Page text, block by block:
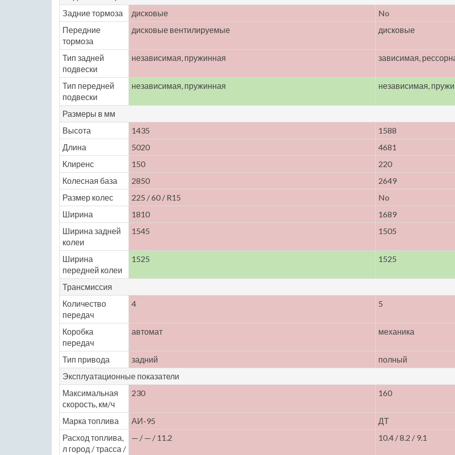
Задние тормоза
дисковые
No
Передние
тормоза
дисковые вентилируемые дисковые
Тип задней
подвески
независимая, пружинная зависимая,
Тип передней
подвески
независимая, пружинная независимая,
Размеры в мм
Высота
1435
1588
Длина
5020
4681
Клиренс
150
220
Колесная база
2850
2649
Размер колес
225 / 60 / R15
No
Ширина
1810
1689
Ширина задней
колеи
1545 1505
Ширина
передней колеи
1525 1525
Трансмиссия
Количество
передач
4 5
Коробка
передач
автомат механика
Тип привода задний
полный
Эксплуатационные показатели
Максимальная
скорость, км/ч
230 160
Марка топлива АИ-95
ДТ
Расход топлива,
л город / трасса /
— / — / 11.2 10.4 / 8.2 / 9.1